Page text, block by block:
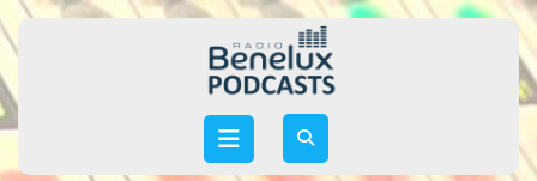
Skip
to
Open